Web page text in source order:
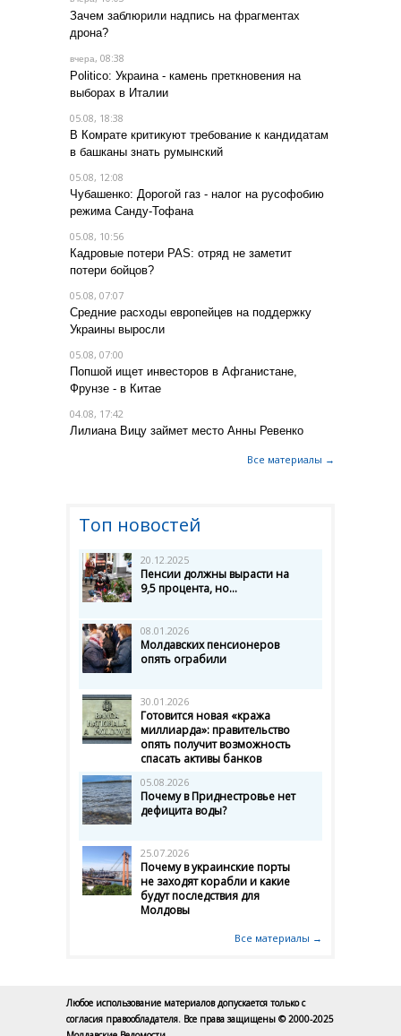
Зачем заблюрили надпись на фрагментах
дрона?
вчера, 08:38
Politico: Украина - камень преткновения на
выборах в Италии
05.08, 18:38
В Комрате критикуют требование к кандидатам
в башканы знать румынский
05.08, 12:08
Чубашенко: Дорогой газ - налог на русофобию
режима Санду-Тофана
05.08, 10:56
Кадровые потери PAS: отряд не заметит
потери бойцов?
05.08, 07:07
Средние расходы европейцев на поддержку
Украины выросли
05.08, 07:00
Попшой ищет инвесторов в Афганистане,
Фрунзе - в Китае
04.08, 17:42
Лилиана Вицу займет место Анны Ревенко
Все материалы →
Топ новостей
20.12.2025
Пенсии должны вырасти на
9,5 процента, но...
08.01.2026
Молдавских пенсионеров
опять ограбили
30.01.2026
Готовится новая «кража
миллиарда»: правительство
опять получит возможность
спасать активы банков
05.08.2026
Почему в Приднестровье нет
дефицита воды?
25.07.2026
Почему в украинские порты
не заходят корабли и какие
будут последствия для
Молдовы
Все материалы →
Любое использование материалов допускается только с
согласия правообладателя. Все права защищены © 2000-2025